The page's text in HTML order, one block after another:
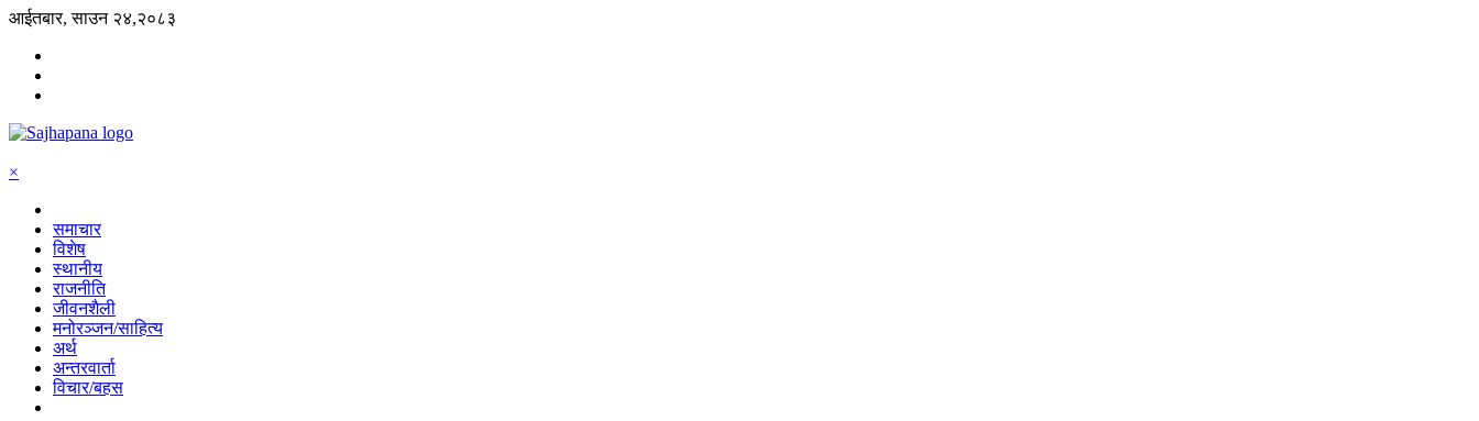
आईतबार, साउन २४,२०८३
×
समाचार
विशेष
स्थानीय
राजनीति
जीवनशैली
मनोरञ्जन/साहित्य
अर्थ
अन्तरवार्ता
विचार/बहस